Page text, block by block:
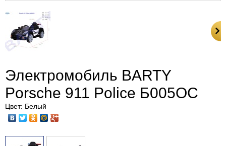
Электромобиль BARTY
Porsche 911 Police Б005OС
Цвет: Белый